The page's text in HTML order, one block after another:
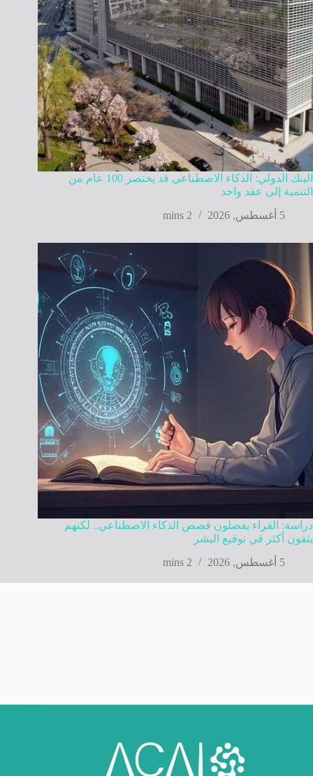
البنك الدولي: الذكاء الاصطناعي قد يختصر 100 عام من
التنمية إلى عقد واحد
5 أغسطس, 2026
2 mins
دراسة: القراء يفضلون قصص الذكاء الاصطناعي.. لكنهم
يثقون أكثر في توقيع البشر
5 أغسطس, 2026
2 mins